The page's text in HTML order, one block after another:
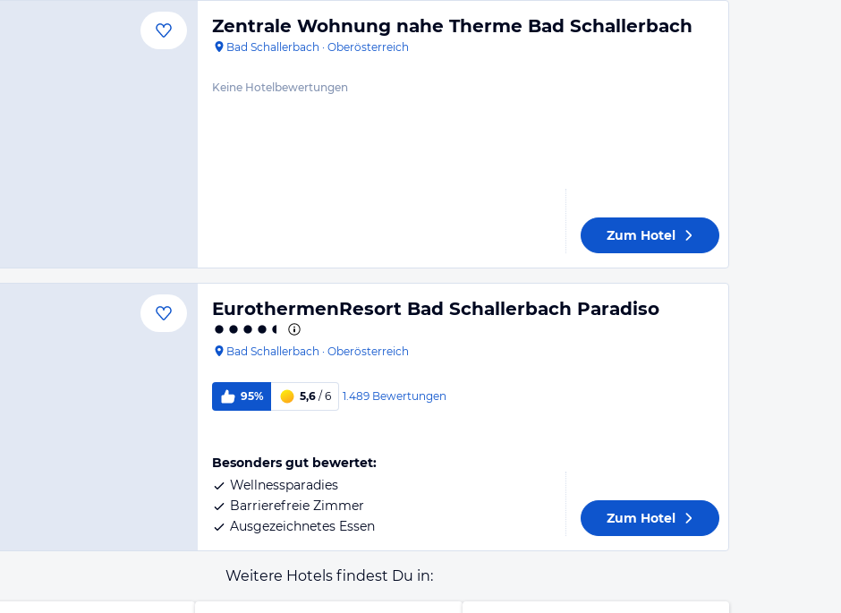
Zentrale Wohnung nahe Therme Bad Schallerbach
Bad Schallerbach · Oberösterreich
Keine Hotelbewertungen
Zum Hotel
EurothermenResort Bad Schallerbach Paradiso
Bad Schallerbach · Oberösterreich
95% 5,6 / 6 1.489 Bewertungen
Besonders gut bewertet:
Wellnessparadies
Barrierefreie Zimmer
Ausgezeichnetes Essen
Zum Hotel
Weitere Hotels findest Du in: